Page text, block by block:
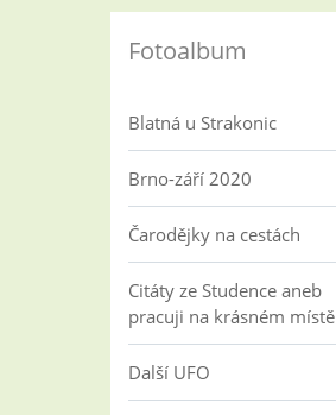
Fotoalbum
Blatná u Strakonic
Brno-září 2020
Čarodějky na cestách
Citáty ze Studence aneb
pracuji na krásném místě
Další UFO